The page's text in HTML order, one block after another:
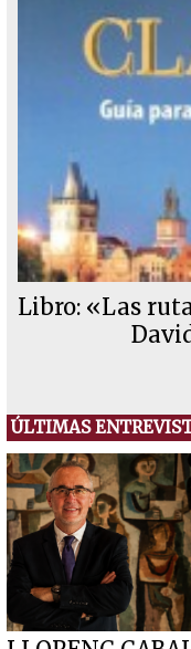
Libro: «Las
ÚLTIMAS